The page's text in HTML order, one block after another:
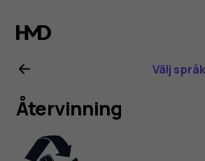
för
Nokia
6.2
Välj
Återvinning